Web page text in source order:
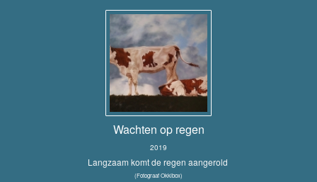
Wachten op regen
2019
Langzaam komt de regen aangerold
(Fotograaf Okkibox)